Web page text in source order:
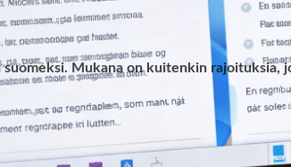
suomeksi. Mukana on kuitenkin rajoituksia,